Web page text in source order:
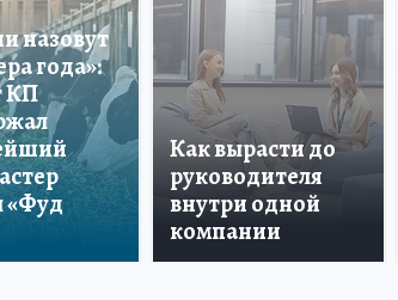
назовут
года»:
КП
«Фуд
Как вырасти до
руководителя
внутри одной
компании